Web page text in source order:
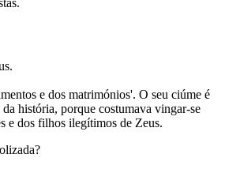
e dos matrimónios'. O seu ciúme é
história, porque costumava vingar-se
e dos filhos ilegítimos de Zeus.